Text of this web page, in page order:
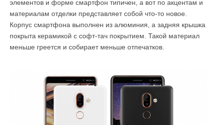
элементов и форме смартфон типичен, а вот по акцентам и
материалам отделки представляет собой что-то новое.
Корпус смартфона выполнен из алюминия, а задняя крышка
покрыта керамикой с софт-тач покрытием. Такой материал
меньше греется и собирает меньше отпечатков.